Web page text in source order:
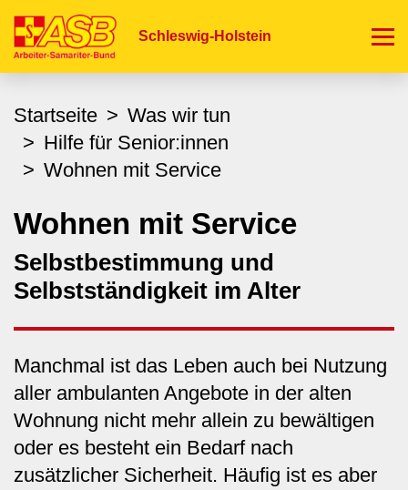
zum
Schleswig-Holstein
Startseite
Was wir tun
Hilfe für Senior:innen
Wohnen mit Service
Wohnen mit Service
Selbstbestimmung und
Selbstständigkeit im Alter
Manchmal ist das Leben auch bei Nutzung
aller ambulanten Angebote in der alten
Wohnung nicht mehr allein zu bewältigen
oder es besteht ein Bedarf nach
zusätzlicher Sicherheit. Häufig ist es aber